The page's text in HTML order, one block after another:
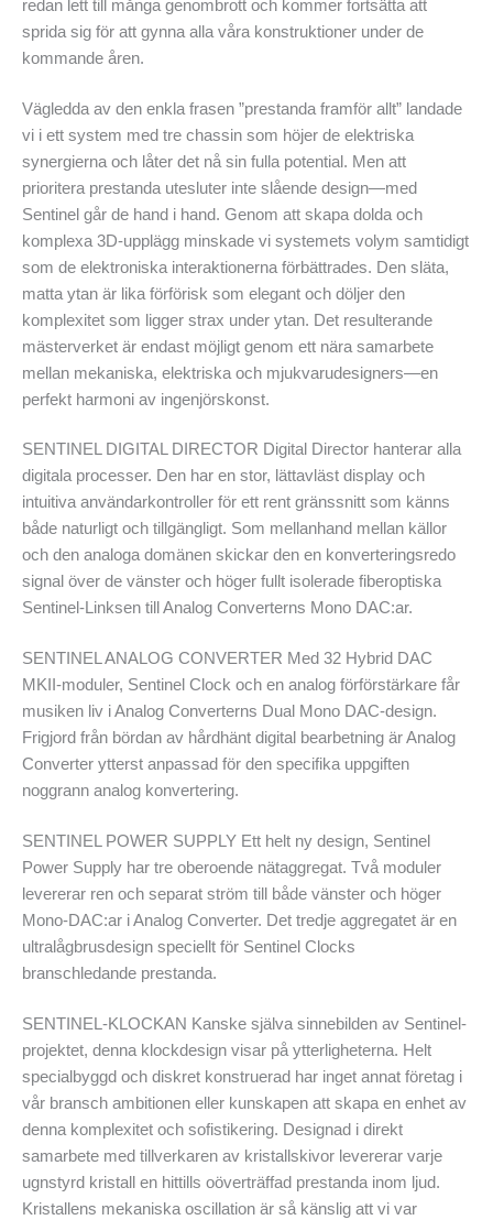
redan lett till många genombrott och kommer fortsätta att
sprida sig för att gynna alla våra konstruktioner under de
kommande åren.
Vägledda av den enkla frasen ”prestanda framför allt” landade
vi i ett system med tre chassin som höjer de elektriska
synergierna och låter det nå sin fulla potential. Men att
prioritera prestanda utesluter inte slående design—med
Sentinel går de hand i hand. Genom att skapa dolda och
komplexa 3D-upplägg minskade vi systemets volym samtidigt
som de elektroniska interaktionerna förbättrades. Den släta,
matta ytan är lika förförisk som elegant och döljer den
komplexitet som ligger strax under ytan. Det resulterande
mästerverket är endast möjligt genom ett nära samarbete
mellan mekaniska, elektriska och mjukvarudesigners—en
perfekt harmoni av ingenjörskonst.
SENTINEL DIGITAL DIRECTOR Digital Director hanterar alla
digitala processer. Den har en stor, lättavläst display och
intuitiva användarkontroller för ett rent gränssnitt som känns
både naturligt och tillgängligt. Som mellanhand mellan källor
och den analoga domänen skickar den en konverteringsredo
signal över de vänster och höger fullt isolerade fiberoptiska
Sentinel-Linksen till Analog Converterns Mono DAC:ar.
SENTINEL ANALOG CONVERTER Med 32 Hybrid DAC
MKII-moduler, Sentinel Clock och en analog förförstärkare får
musiken liv i Analog Converterns Dual Mono DAC-design.
Frigjord från bördan av hårdhänt digital bearbetning är Analog
Converter ytterst anpassad för den specifika uppgiften
noggrann analog konvertering.
SENTINEL POWER SUPPLY Ett helt ny design, Sentinel
Power Supply har tre oberoende nätaggregat. Två moduler
levererar ren och separat ström till både vänster och höger
Mono-DAC:ar i Analog Converter. Det tredje aggregatet är en
ultralågbrusdesign speciellt för Sentinel Clocks
branschledande prestanda.
SENTINEL-KLOCKAN Kanske själva sinnebilden av Sentinel-
projektet, denna klockdesign visar på ytterligheterna. Helt
specialbyggd och diskret konstruerad har inget annat företag i
vår bransch ambitionen eller kunskapen att skapa en enhet av
denna komplexitet och sofistikering. Designad i direkt
samarbete med tillverkaren av kristallskivor levererar varje
ugnstyrd kristall en hittills oöverträffad prestanda inom ljud.
Kristallens mekaniska oscillation är så känslig att vi var